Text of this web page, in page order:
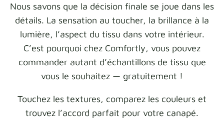
Nous savons que la décision finale se joue dans les
détails. La sensation au toucher, la brillance à la
lumière, l’aspect du tissu dans votre intérieur.
C’est pourquoi chez Comfortly, vous pouvez
commander autant d’échantillons de tissu que
vous le souhaitez — gratuitement !
Touchez les textures, comparez les couleurs et
trouvez l’accord parfait pour votre canapé.